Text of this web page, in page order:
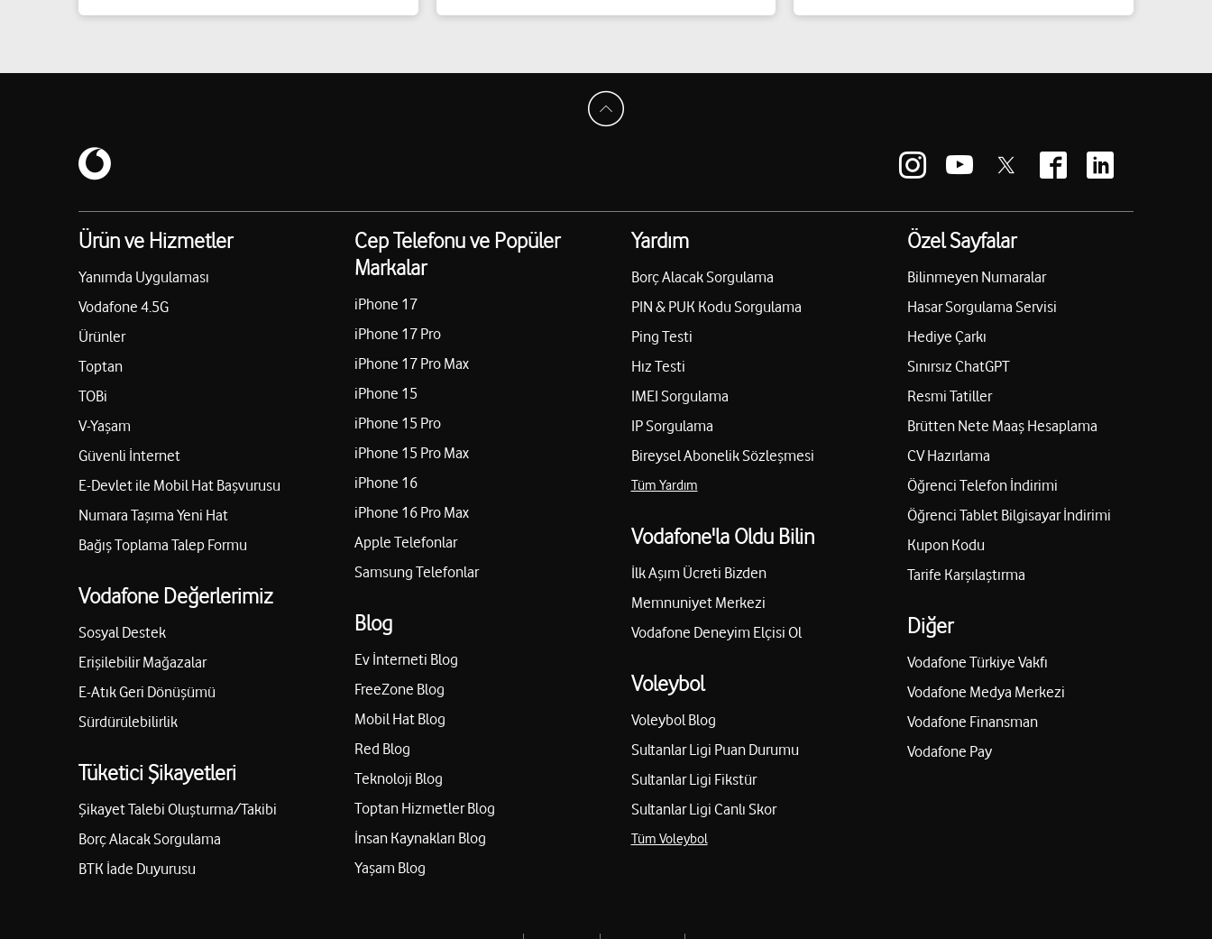
Ürün ve Hizmetler
Yanımda Uygulaması
Vodafone 4.5G
Ürünler
Toptan
TOBi
V-Yaşam
Güvenli İnternet
E-Devlet ile Mobil Hat Başvurusu
Numara Taşıma Yeni Hat
Bağış Toplama Talep Formu
Vodafone Değerlerimiz
Sosyal Destek
Erişilebilir Mağazalar
E-Atık Geri Dönüşümü
Sürdürülebilirlik
Tüketici Şikayetleri
Şikayet Talebi Oluşturma/Takibi
Borç Alacak Sorgulama
BTK İade Duyurusu
Cep Telefonu ve Popüler
Markalar
iPhone 17
iPhone 17 Pro
iPhone 17 Pro Max
iPhone 15
iPhone 15 Pro
iPhone 15 Pro Max
iPhone 16
iPhone 16 Pro Max
Apple Telefonlar
Samsung Telefonlar
Blog
Ev İnterneti Blog
FreeZone Blog
Mobil Hat Blog
Red Blog
Teknoloji Blog
Toptan Hizmetler Blog
İnsan Kaynakları Blog
Yaşam Blog
Yardım
Borç Alacak Sorgulama
PIN & PUK Kodu Sorgulama
Ping Testi
Hız Testi
IMEI Sorgulama
IP Sorgulama
Bireysel Abonelik Sözleşmesi
Tüm Yardım
Vodafone'la Oldu Bilin
İlk Aşım Ücreti Bizden
Memnuniyet Merkezi
Vodafone Deneyim Elçisi Ol
Voleybol
Voleybol Blog
Sultanlar Ligi Puan Durumu
Sultanlar Ligi Fikstür
Sultanlar Ligi Canlı Skor
Tüm Voleybol
Özel Sayfalar
Bilinmeyen Numaralar
Hasar Sorgulama Servisi
Hediye Çarkı
Sınırsız ChatGPT
Resmi Tatiller
Brütten Nete Maaş Hesaplama
CV Hazırlama
Öğrenci Telefon İndirimi
Öğrenci Tablet Bilgisayar İndirimi
Kupon Kodu
Tarife Karşılaştırma
Diğer
Vodafone Türkiye Vakfı
Vodafone Medya Merkezi
Vodafone Finansman
Vodafone Pay